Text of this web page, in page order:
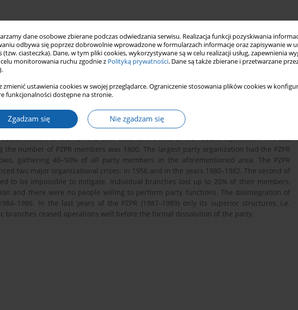
dane osobowe zbierane podczas odwiedzania serwisu. Realizacja funkcji pozyskiwania
odbywa się poprzez dobrowolnie wprowadzone w formularzach informacje oraz zapisywanie w
(tzw. ciasteczka). Dane, w tym pliki cookies, wykorzystywane są w celu realizacji usług, zapewnienia
monitorowania ruchu zgodnie z Polityką prywatności. Dane są także zbierane i przetwarzane
).
zmienić ustawienia cookies w swojej przeglądarce. Ograniczenie stosowania plików cookies w
funkcjonalności dostępne na stronie.
Zgadzam się Nie zgadzam się
Workers ‘Party in Mrągowo was established on July 13, 1945. In December 1948, after
Polish Socialist Party, it transformed into a Poviat Committee of the Polish United
functioned until mid-1975, when it was dissolved. After the liquidation of the
from the area of the abolished Poviat were subordinated to the Provincial
The total number of party members in the Poviat was systematically increasing from
of the PZPR, to over 2600 at the time of the Poviat’s liquidation. The last
number of PZPR members was 1800. The largest party organization had the PZPR
gathering 40–50% of all party members in the aforementioned area. The PZPR
two major organizational crises: in 1956 and in the years 1980–1982. The second of
to be impossible to mitigate. Individual branches lost up to 20% of their members,
and there were no people willing to perform party functions. The disintegration of
In the last years of the PZPR (1987–1989) only its superior structures, i.e.
branches ceased operations well before the formal dissolution of the party.